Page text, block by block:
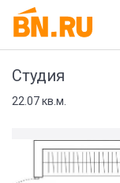
Студия
22.07 кв.м.